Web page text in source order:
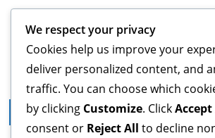
← Previous
Juridisk informasjon
We respect your privacy
Cookies help us improve your
deliver personalized content, and
traffic. You can choose which
by clicking Customize. ClickAccept
consent or Reject All to decline